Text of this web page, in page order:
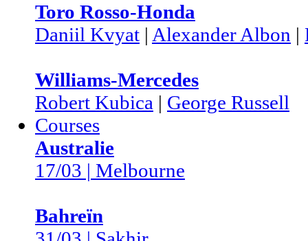
Toro Rosso-Honda
Daniil Kvyat | Alexander Albon |
Williams-Mercedes
Robert Kubica | George Russell
Courses
Australie
17/03 | Melbourne
Bahreïn